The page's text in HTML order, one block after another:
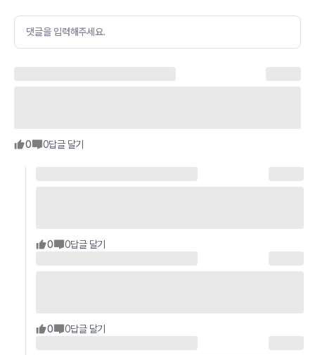
댓글을 입력해주세요.
0 0답글 달기
0 0답글 달기
0 0답글 달기